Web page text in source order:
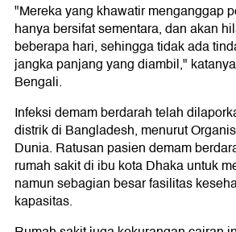
"Mereka yang khawatir menganggap
hanya bersifat sementara, dan akan
beberapa hari, sehingga tidak ada
jangka panjang yang diambil,"
Bengali.
Infeksi demam berdarah telah
distrik di Bangladesh, menurut
Dunia. Ratusan pasien demam
rumah sakit di ibu kota Dhaka untuk
namun sebagian besar fasilitas
kapasitas.